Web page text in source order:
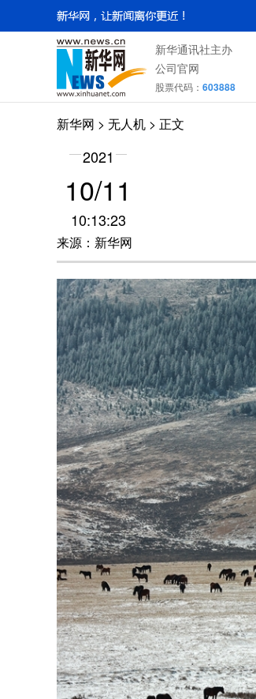
新华通讯社主办
公司官网
股票代码： 603888
新华网 > 无人机 > 正文
2021
10/11
10:13:23
来源：新华网